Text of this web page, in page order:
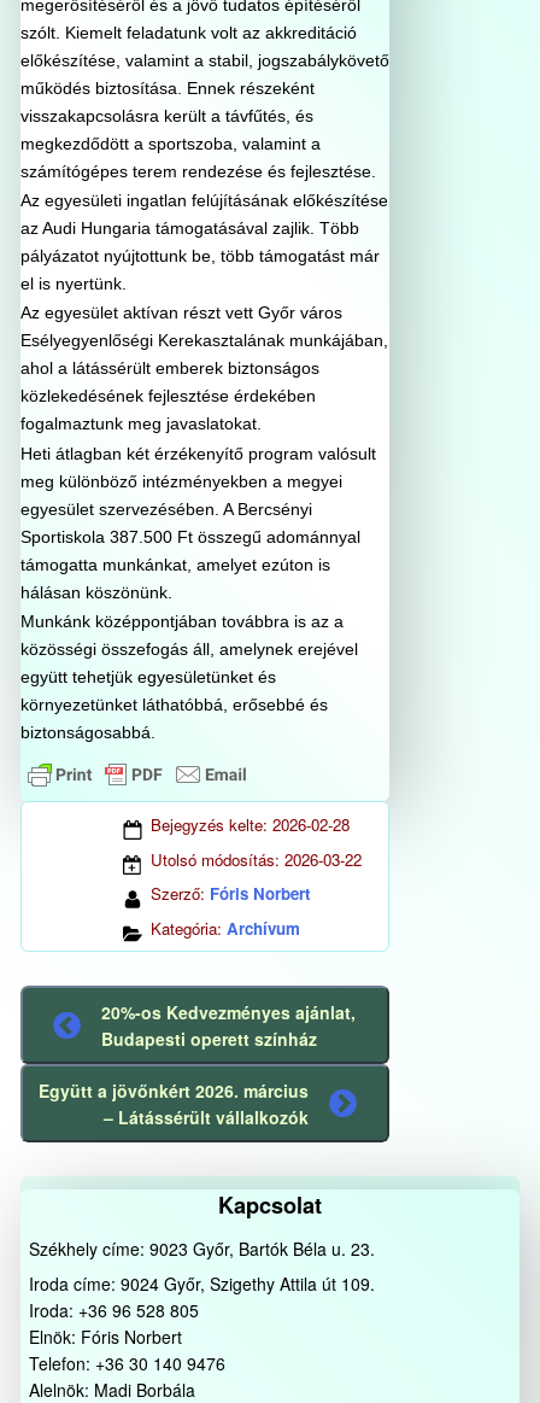
megerősítéséről és a jövő tudatos építéséről
szólt. Kiemelt feladatunk volt az akkreditáció
előkészítése, valamint a stabil, jogszabálykövető
működés biztosítása. Ennek részeként
visszakapcsolásra került a távfűtés, és
megkezdődött a sportszoba, valamint a
számítógépes terem rendezése és fejlesztése.
Az egyesületi ingatlan felújításának előkészítése
az Audi Hungaria támogatásával zajlik. Több
pályázatot nyújtottunk be, több támogatást már
el is nyertünk.
Az egyesület aktívan részt vett Győr város
Esélyegyenlőségi Kerekasztalának munkájában,
ahol a látássérült emberek biztonságos
közlekedésének fejlesztése érdekében
fogalmaztunk meg javaslatokat.
Heti átlagban két érzékenyítő program valósult
meg különböző intézményekben a megyei
egyesület szervezésében. A Bercsényi
Sportiskola 387.500 Ft összegű adománnyal
támogatta munkánkat, amelyet ezúton is
hálásan köszönünk.
Munkánk középpontjában továbbra is az a
közösségi összefogás áll, amelynek erejével
együtt tehetjük egyesületünket és
környezetünket láthatóbbá, erősebbé és
biztonságosabbá.
Bejegyzés kelte: 2026-02-28
Utolsó módosítás: 2026-03-22
Szerző: Fóris Norbert
Kategória: Archívum
Előző
bejegyzés
20%-os Kedvezményes ajánlat,
Budapesti operett színház
Következő
bejegyzés
Együtt a jövőnkért 2026. március
– Látássérült vállalkozók
Kapcsolat
Székhely címe: 9023 Győr, Bartók Béla u. 23.
Iroda címe: 9024 Győr, Szigethy Attila út 109.
Iroda: +36 96 528 805
Elnök: Fóris Norbert
Telefon: +36 30 140 9476
Alelnök: Madi Borbála